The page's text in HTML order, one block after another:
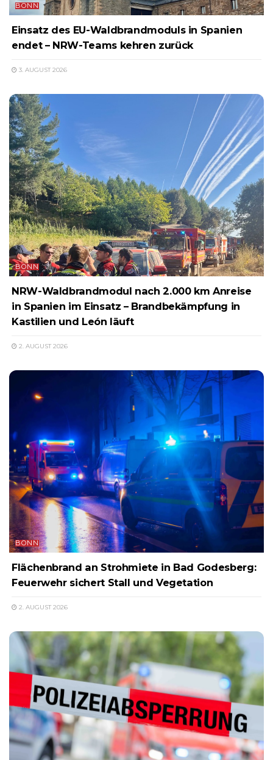
BONN
Einsatz des EU-Waldbrandmoduls in Spanien
endet – NRW-Teams kehren zurück
3. AUGUST 2026
BONN
NRW-Waldbrandmodul nach 2.000 km Anreise
in Spanien im Einsatz – Brandbekämpfung in
Kastilien und León läuft
2. AUGUST 2026
BONN
Flächenbrand an Strohmiete in Bad Godesberg:
Feuerwehr sichert Stall und Vegetation
2. AUGUST 2026